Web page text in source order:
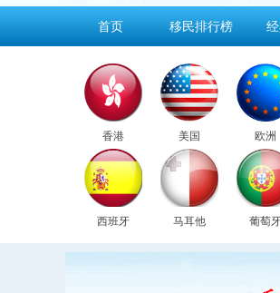
首页 移民排行榜
香港 美国 欧洲
西班牙 马耳他 葡萄